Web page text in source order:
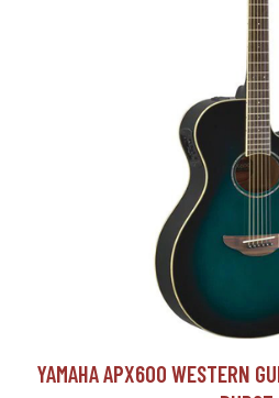
YAMAHA APX600 WESTERN